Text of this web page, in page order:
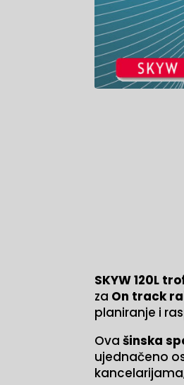
SKYW 120L
za On track
planiranje i
Ovašinska
ujednačeno